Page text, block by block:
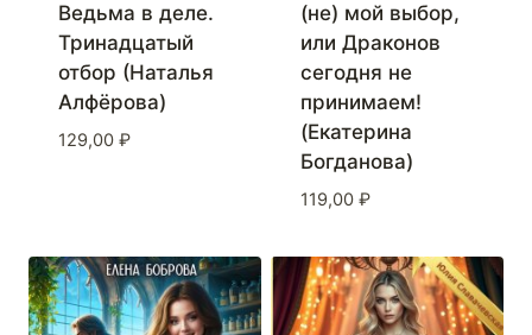
Ведьма в деле.
Тринадцатый
отбор (Наталья
Алфёрова)
129,00 ₽
(не) мой выбор,
или Драконов
сегодня не
принимаем!
(Екатерина
Богданова)
119,00 ₽